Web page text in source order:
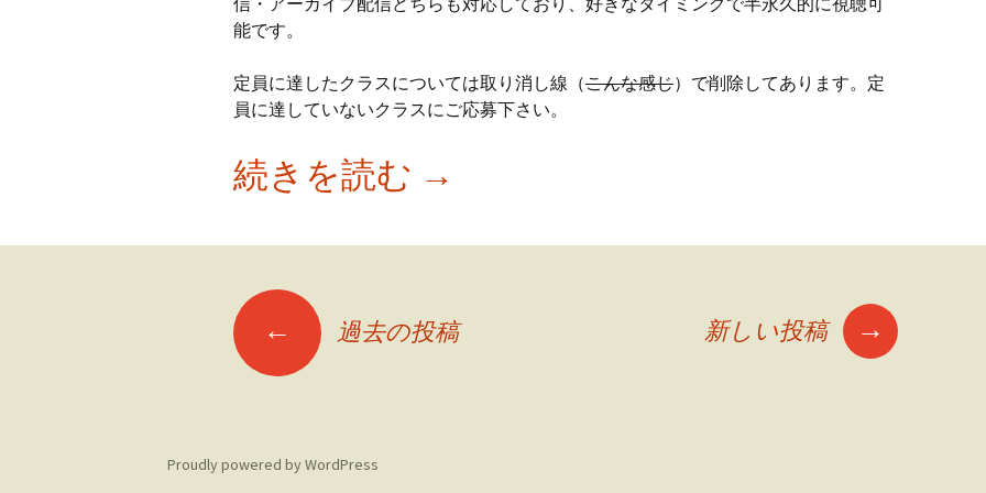
能です。
定員に達したクラスについては取り消し線（こんな感じ）で削除してあります。定
員に達していないクラスにご応募下さい。
続きを読む DULL-COLORED POP演劇学校
→
← 過去の投稿 新しい投稿 →
Proudly powered by WordPress